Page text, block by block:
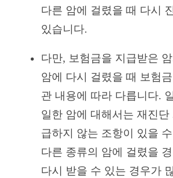
다른 암에 걸렸을 때 다시
있습니다.
다만, 보험금을 지급받은
암에 다시 걸렸을 때 보험
관 내용에 따라 다릅니다.
일한 암에 대해서는 재진단
급하지 않는 조항이 있을
다른 종류의 암에 걸렸을
다시 받을 수 있는 경우가